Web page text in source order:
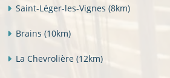
Saint-Léger-les-Vignes (8km)
Brains (10km)
La Chevrolière (12km)